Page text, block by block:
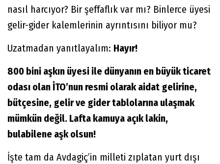
nasıl harcıyor? Bir şeffaflık var mı? Binlerce üyesi
gelir-gider kalemlerinin ayrıntısını biliyor mu?
Uzatmadan yanıtlayalım: Hayır!
800 bini aşkın üyesi ile dünyanın en büyük ticaret
odası olan İTO’nun resmi olarak aidat gelirine,
bütçesine, gelir ve gider tablolarına ulaşmak
mümkün değil. Lafta kamuya açık lakin,
bulabilene aşk olsun!
İşte tam da Avdagiç’in milleti zıplatan yurt dışı